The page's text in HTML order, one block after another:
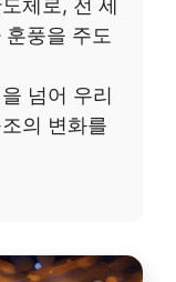
풍을 주도
넘어 우리
의 변화를